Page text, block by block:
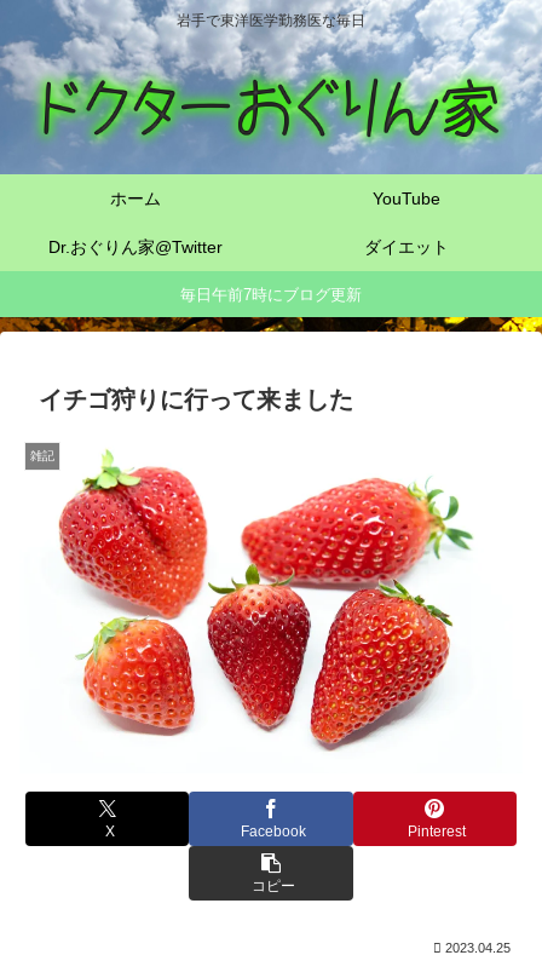
岩手で東洋医学勤務医な毎日
ホーム YouTube
Dr.おぐりん家@Twitter ダイエット
毎日午前7時にブログ更新
イチゴ狩りに行って来ました
雑記
X Facebook Pinterest
コピー
2023.04.25